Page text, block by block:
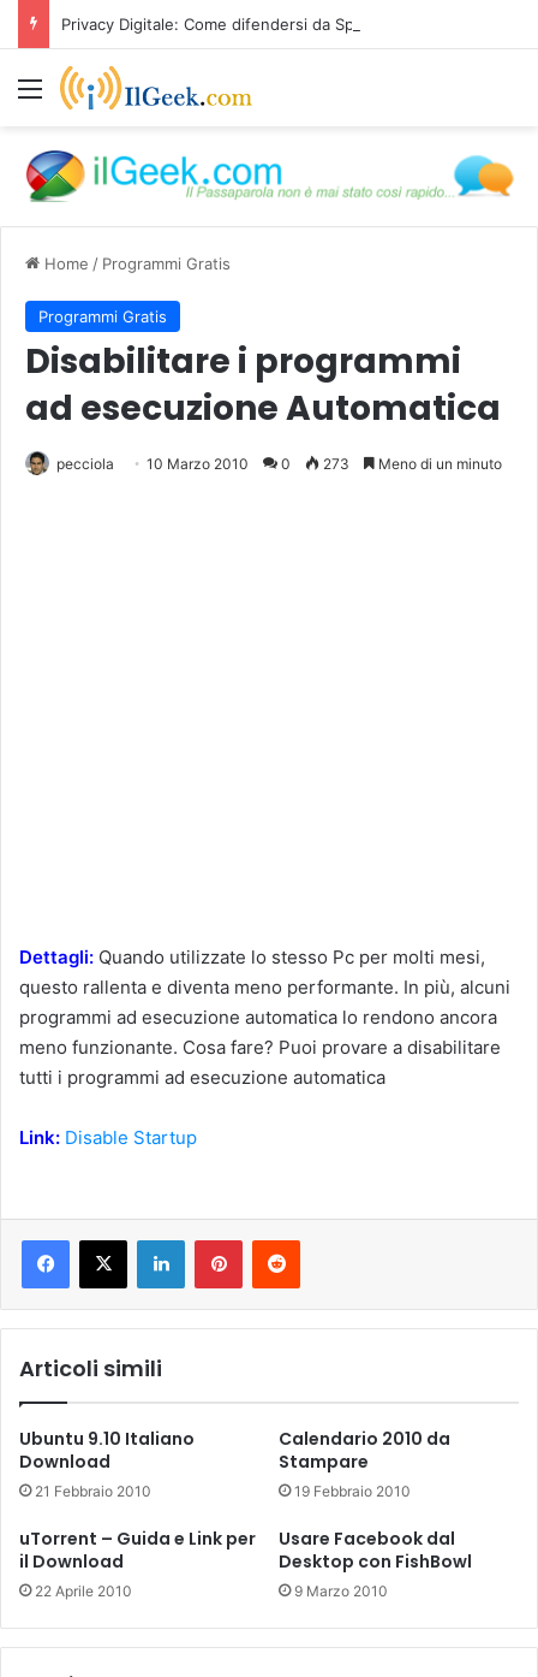
Menu
Home / Programmi Gratis
Programmi Gratis
Disabilitare i programmi
ad esecuzione Automatica
pecciola 10 Marzo 2010 0 273 Meno di un minuto
Dettagli: Quando utilizzate lo stesso Pc per molti mesi,
questo rallenta e diventa meno performante. In più, alcuni
programmi ad esecuzione automatica lo rendono ancora
meno funzionante. Cosa fare? Puoi provare a disabilitare
tutti i programmi ad esecuzione automatica
Link: Disable Startup
LinkedInPinterestReddit
Articoli simili
Ubuntu 9.10 Italiano
Download
21 Febbraio 2010
Calendario 2010 da
Stampare
19 Febbraio 2010
uTorrent – Guida e Link per
il Download
22 Aprile 2010
Usare Facebook dal
Desktop con FishBowl
9 Marzo 2010